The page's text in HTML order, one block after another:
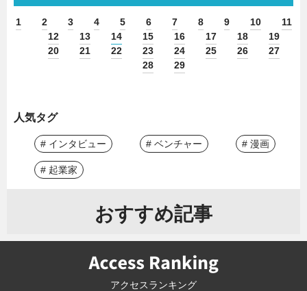
1 2 3 4 5 6 7 8 9 10
11
12
13 14 15 16 17 18
19
20
21 22 23 24 25 26
27
28
29
人気タグ
# インタビュー # ベンチャー # 漫画
# 起業家
おすすめ記事
アクセスランキング